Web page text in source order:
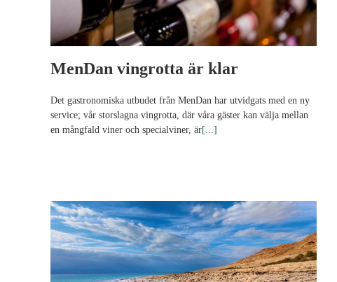
MenDan vingrotta är klar
Det gastronomiska utbudet från MenDan har utvidgats med en ny
service; vår storslagna vingrotta, där våra gäster kan välja mellan
en mångfald viner och specialviner, är[...]